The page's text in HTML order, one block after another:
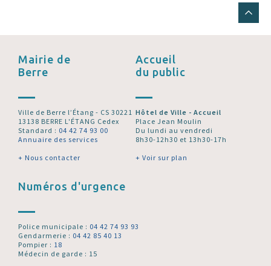
Mairie de
Berre
Ville de Berre l’Étang - CS 30221
13138 BERRE L'ÉTANG Cedex
Standard : 04 42 74 93 00
Annuaire des services
+ Nous contacter
Accueil
du public
Hôtel de Ville - Accueil
Place Jean Moulin
Du lundi au vendredi
8h30-12h30 et 13h30-17h
+ Voir sur plan
Numéros d'urgence
Police municipale : 04 42 74 93 93
Gendarmerie : 04 42 85 40 13
Pompier : 18
Médecin de garde : 15